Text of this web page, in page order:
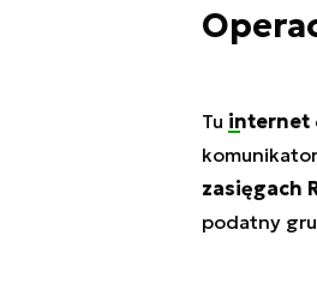
Tu internet
zasięgach
podatny